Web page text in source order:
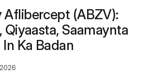
Aflibercept (ABZV):
Qiyaasta, Saamaynta
Ka Badan